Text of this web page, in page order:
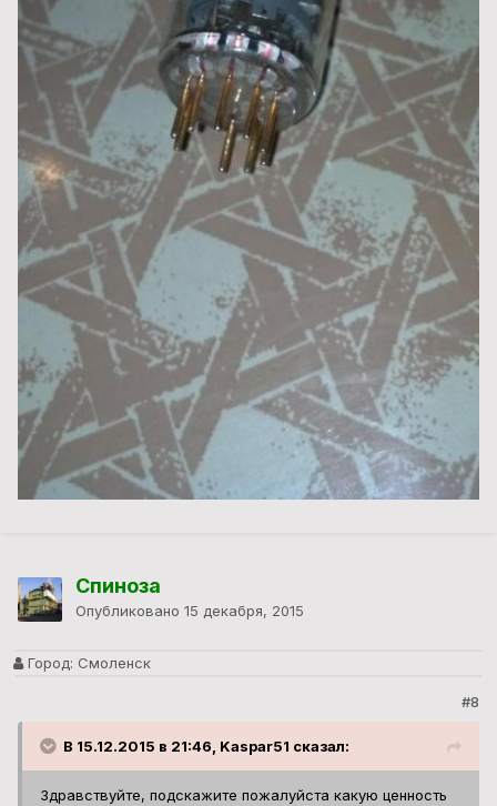
Спиноза
Опубликовано 15 декабря, 2015
Город: Смоленск
#8
В 15.12.2015 в 21:46, Kaspar51 сказал:
Здравствуйте, подскажите пожалуйста какую ценность